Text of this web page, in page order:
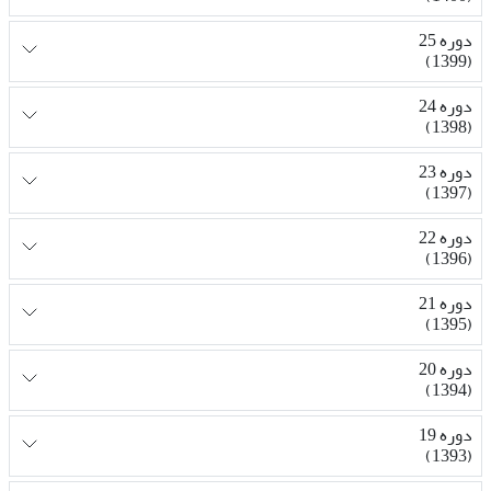
دوره 25
(1399)
دوره 24
(1398)
دوره 23
(1397)
دوره 22
(1396)
دوره 21
(1395)
دوره 20
(1394)
دوره 19
(1393)